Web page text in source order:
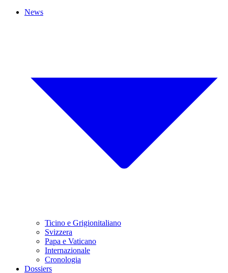
News
Ticino e Grigionitaliano
Svizzera
Papa e Vaticano
Internazionale
Cronologia
Dossiers